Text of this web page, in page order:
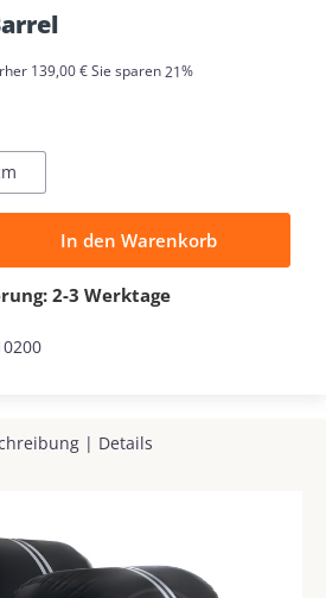
Regulärer Preis:
139,00 €Sie sparen21%
In den Warenkorb
2-3 Werktage
| Details